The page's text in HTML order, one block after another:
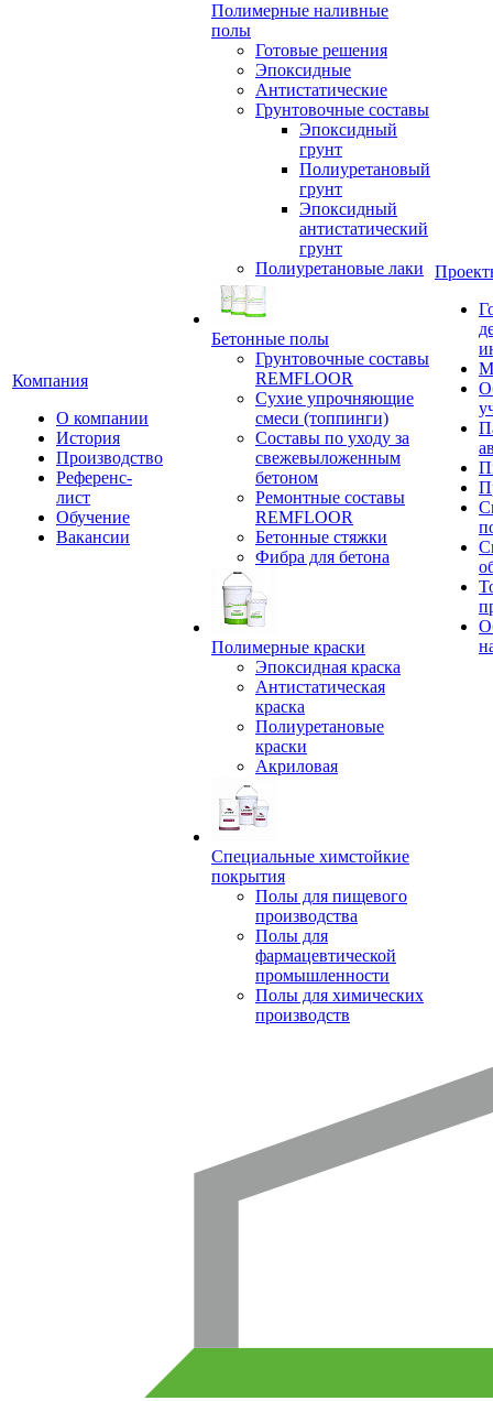
Компания
О компании
История
Производство
Референс-
лист
Обучение
Вакансии
Полимерные наливные
полы
Готовые решения
Эпоксидные
Антистатические
Грунтовочные составы
Эпоксидный
грунт
Полиуретановый
грунт
Эпоксидный
антистатический
грунт
Полиуретановые лаки
Бетонные полы
Грунтовочные составы
REMFLOOR
Сухие упрочняющие
смеси (топпинги)
Составы по уходу за
свежевыложенным
бетоном
Ремонтные составы
REMFLOOR
Бетонные стяжки
Фибра для бетона
Полимерные краски
Эпоксидная краска
Антистатическая
краска
Полиуретановые
краски
Акриловая
Специальные химстойкие
покрытия
Полы для пищевого
производства
Полы для
фармацевтической
промышленности
Полы для химических
производств